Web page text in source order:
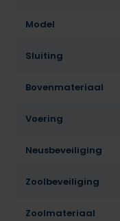
Model
Sluiting
Bovenmateriaal
Voering
Neusbeveiliging
Zoolbeveiliging
Zoolmateriaal